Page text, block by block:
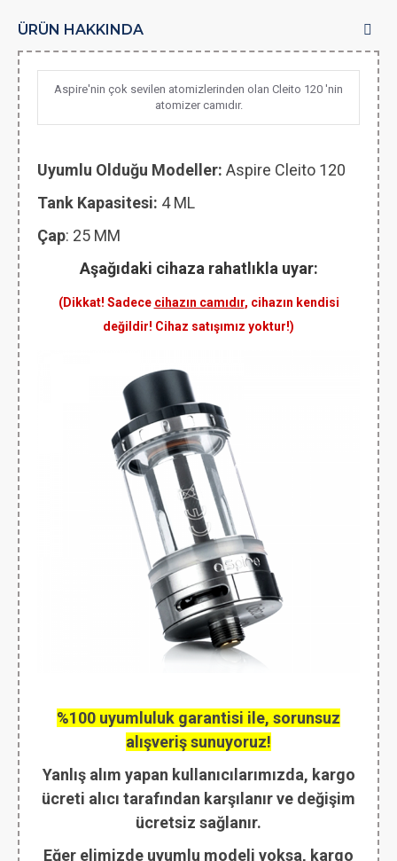
ÜRÜN HAKKINDA
Aspire'nin çok sevilen atomizlerinden olan Cleito 120 'nin
atomizer camıdır.
Uyumlu Olduğu Modeller: Aspire Cleito 120
Tank Kapasitesi: 4 ML
Çap: 25 MM
Aşağıdaki cihaza rahatlıkla uyar:
(Dikkat! Sadece cihazın camıdır, cihazın kendisi
değildir! Cihaz satışımız yoktur!)
%100 uyumluluk garantisi ile, sorunsuz
alışveriş sunuyoruz!
Yanlış alım yapan kullanıcılarımızda, kargo
ücreti alıcı tarafından karşılanır ve değişim
ücretsiz sağlanır.
Eğer elimizde uyumlu modeli yoksa, kargo